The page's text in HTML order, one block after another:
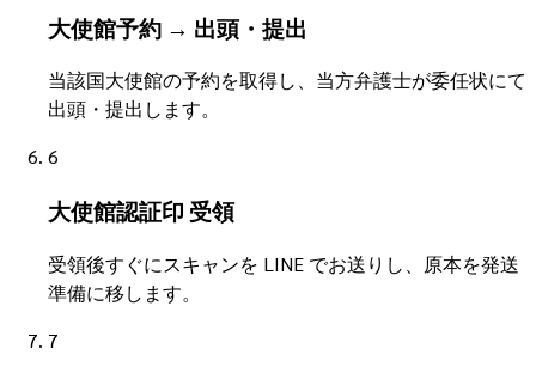
大使館予約 → 出頭・提出
当該国大使館の予約を取得し、当方弁護士が委任状にて
出頭・提出します。
6
大使館認証印 受領
受領後すぐにスキャンを LINE でお送りし、原本を発送
準備に移します。
7